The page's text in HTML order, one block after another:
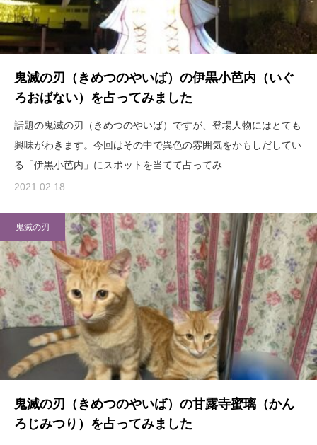
鬼滅の刃（きめつのやいば）の伊黒小芭内（いぐ
ろおばない）を占ってみました
話題の鬼滅の刃（きめつのやいば）ですが、登場人物にはとても
興味がわきます。今回はその中で異色の雰囲気をかもしだしてい
る「伊黒小芭内」にスポットを当てて占ってみ…
2021.02.18
鬼滅の刃
鬼滅の刃（きめつのやいば）の甘露寺蜜璃（かん
ろじみつり）を占ってみました